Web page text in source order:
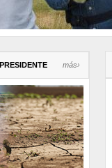
más›